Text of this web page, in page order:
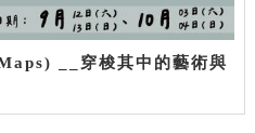
__穿梭其中的藝術與